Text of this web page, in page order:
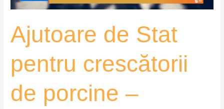
Ajutoare de Stat
pentru crescătorii
de porcine –